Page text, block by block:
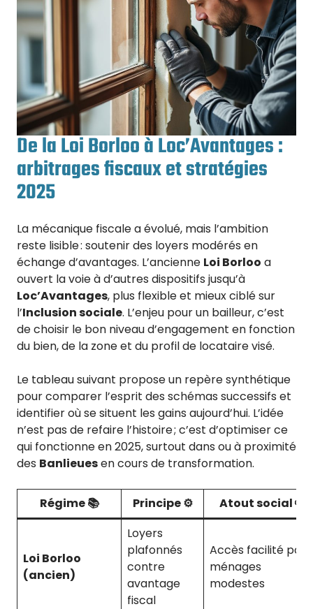
De la Loi Borloo à Loc’Avantages :
arbitrages fiscaux et stratégies
2025
La mécanique fiscale a évolué, mais l’ambition
reste lisible : soutenir des loyers modérés en
échange d’avantages. L’ancienne Loi Borloo a
ouvert la voie à d’autres dispositifs jusqu’à
Loc’Avantages, plus flexible et mieux ciblé sur
l’Inclusion sociale. L’enjeu pour un bailleur, c’est
de choisir le bon niveau d’engagement en fonction
du bien, de la zone et du profil de locataire visé.
Le tableau suivant propose un repère synthétique
pour comparer l’esprit des schémas successifs et
identifier où se situent les gains aujourd’hui. L’idée
n’est pas de refaire l’histoire ; c’est d’optimiser ce
qui fonctionne en 2025, surtout dans ou à proximité
des Banlieuesen cours de transformation.
Régime 📚 Principe ⚙️ Atout social 🤲
Loi Borloo
(ancien)
Loyers
plafonnés
contre
avantage
fiscal
Accès facilité pour
ménages
modestes